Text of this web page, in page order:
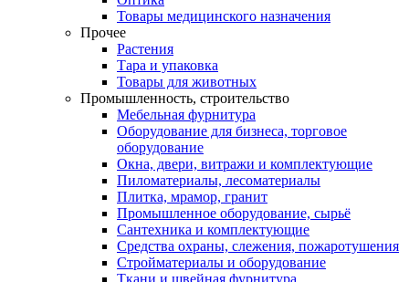
Товары медицинского назначения
Прочее
Растения
Тара и упаковка
Товары для животных
Промышленность, строительство
Мебельная фурнитура
Оборудование для бизнеса, торговое
оборудование
Окна, двери, витражи и комплектующие
Пиломатериалы, лесоматериалы
Плитка, мрамор, гранит
Промышленное оборудование, сырьё
Сантехника и комплектующие
Средства охраны, слежения, пожаротушения
Стройматериалы и оборудование
Ткани и швейная фурнитура